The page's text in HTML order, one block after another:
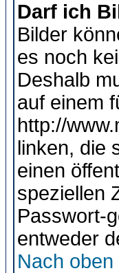
Darf ich
Bilder
es noch
Deshalb
auf einem
http://
linken, die
einen
speziellen
Passwort-
entweder
Nach oben